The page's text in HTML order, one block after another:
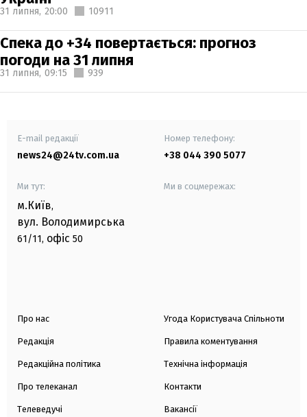
31 липня, 20:00 10911
Спека до +34 повертається: прогноз
погоди на 31 липня
31 липня, 09:15 939
E-mail редакції
news24@24tv.com.ua
Номер телефону:
+38 044 390 5077
Ми тут:
м.Київ,
вул. Володимирська
61/11, офіс 50
Ми в соцмережах:
Про нас
Редакція
Редакційна політика
Про телеканал
Телеведучі
Угода Користувача Спільноти
Правила коментування
Технічна інформація
Контакти
Вакансії